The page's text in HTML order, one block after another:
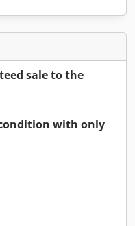
sale to the
with only